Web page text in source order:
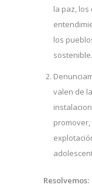
la paz,
los
sostenible.
valen de
Resolvemos: